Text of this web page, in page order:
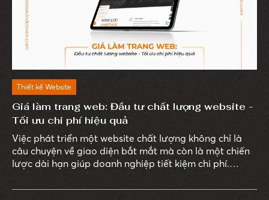
Thiết kế Website
Giá làm trang web: Đầu tư chất lượng website -
Tối ưu chi phí hiệu quả
Việc phát triển một website chất lượng không chỉ là
câu chuyện về giao diện bắt mắt mà còn là một chiến
lược dài hạn giúp doanh nghiệp tiết kiệm chi phí.
chi phí ban đầu bằng cách lựa chọn những gói thiết kế